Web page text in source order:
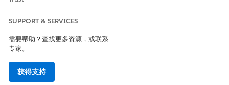
访问重要信息。
估计的 CVSS 得分范围
高 (7.0–8.9)。
风险影响注意事项
当对错误配置和过度访问的可见性受到限制时，风险就会增加，这
SUPPORT & SERVICES
需要帮助？查找更多资源，或联系
专家。
获得支持